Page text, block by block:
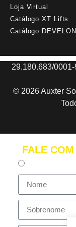
Loja Virtual
Catálogo XT Lifts
Catálogo DEVELON
29.180.683/
© 2026 Auxter
FALE